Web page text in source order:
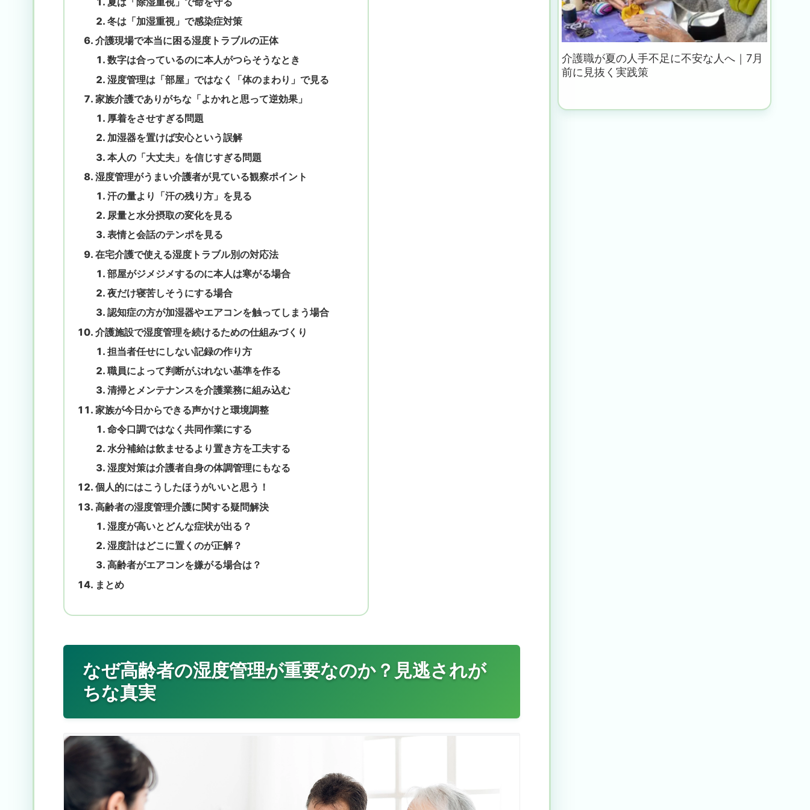
冬は「加湿重視」で感染症対策
介護現場で本当に困る湿度トラブルの正体
数字は合っているのに本人がつらそうなとき
湿度管理は「部屋」ではなく「体のまわり」で見る
家族介護でありがちな「よかれと思って逆効果」
厚着をさせすぎる問題
加湿器を置けば安心という誤解
本人の「大丈夫」を信じすぎる問題
湿度管理がうまい介護者が見ている観察ポイント
汗の量より「汗の残り方」を見る
尿量と水分摂取の変化を見る
表情と会話のテンポを見る
在宅介護で使える湿度トラブル別の対応法
部屋がジメジメするのに本人は寒がる場合
夜だけ寝苦しそうにする場合
認知症の方が加湿器やエアコンを触ってしまう場合
介護施設で湿度管理を続けるための仕組みづくり
担当者任せにしない記録の作り方
職員によって判断がぶれない基準を作る
清掃とメンテナンスを介護業務に組み込む
家族が今日からできる声かけと環境調整
命令口調ではなく共同作業にする
水分補給は飲ませるより置き方を工夫する
湿度対策は介護者自身の体調管理にもなる
個人的にはこうしたほうがいいと思う！
高齢者の湿度管理介護に関する疑問解決
湿度が高いとどんな症状が出る？
湿度計はどこに置くのが正解？
高齢者がエアコンを嫌がる場合は？
まとめ
なぜ高齢者の湿度管理が重要なのか？見逃されが
ちな真実
介護職が夏の人手不足に不安な人へ｜7月
前に見抜く実践策